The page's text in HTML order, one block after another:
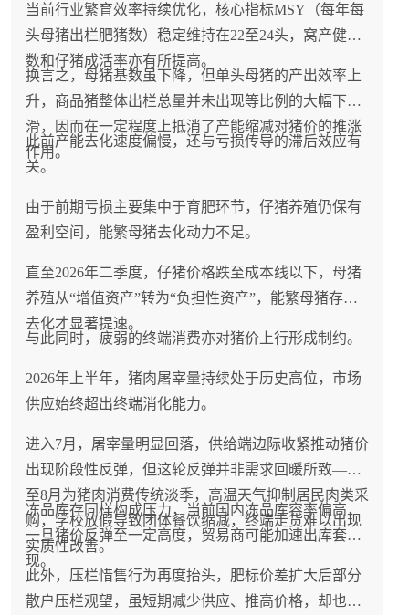
当前行业繁育效率持续优化，核心指标MSY（每年每
头母猪出栏肥猪数）稳定维持在22至24头，窝产健仔
数和仔猪成活率亦有所提高。
换言之，母猪基数虽下降，但单头母猪的产出效率上
升，商品猪整体出栏总量并未出现等比例的大幅下
滑，因而在一定程度上抵消了产能缩减对猪价的推涨
作用。
此前产能去化速度偏慢，还与亏损传导的滞后效应有
关。
由于前期亏损主要集中于育肥环节，仔猪养殖仍保有
盈利空间，能繁母猪去化动力不足。
直至2026年二季度，仔猪价格跌至成本线以下，母猪
养殖从“增值资产”转为“负担性资产”，能繁母猪存栏
去化才显著提速。
与此同时，疲弱的终端消费亦对猪价上行形成制约。
2026年上半年，猪肉屠宰量持续处于历史高位，市场
供应始终超出终端消化能力。
进入7月，屠宰量明显回落，供给端边际收紧推动猪价
出现阶段性反弹，但这轮反弹并非需求回暖所致——7
至8月为猪肉消费传统淡季，高温天气抑制居民肉类采
购，学校放假导致团体餐饮缩减，终端走货难以出现
实质性改善。
冻品库存同样构成压力，当前国内冻品库容率偏高，
一旦猪价反弹至一定高度，贸易商可能加速出库套
现。
此外，压栏惜售行为再度抬头，肥标价差扩大后部分
散户压栏观望，虽短期减少供应、推高价格，却也可